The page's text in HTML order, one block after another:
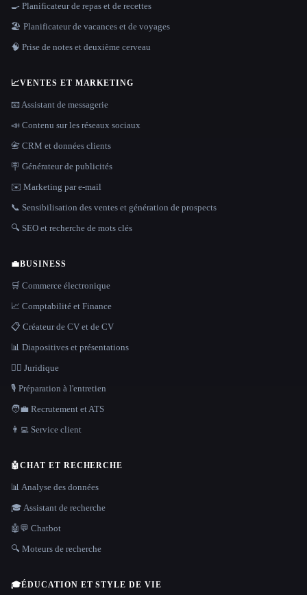
🍳 Planificateur de repas et de recettes
🏖 Planificateur de vacances et de voyages
🧠 Prise de notes et deuxième cerveau
📈VENTES ET MARKETING
📧 Assistant de messagerie
📣 Contenu sur les réseaux sociaux
📇 CRM et données clients
🪧 Générateur de publicités
✉️ Marketing par e-mail
📞 Sensibilisation des ventes et génération de prospects
🔍 SEO et recherche de mots clés
💼BUSINESS
🛒 Commerce électronique
📈 Comptabilité et Finance
📋 Créateur de CV et de CV
📊 Diapositives et présentations
👩‍⚖️ Juridique
🎙️ Préparation à l'entretien
🧑‍💼 Recrutement et ATS
👨‍💻 Service client
🤖CHAT ET RECHERCHE
📊 Analyse des données
🎓 Assistant de recherche
🤖💬 Chatbot
🔍 Moteurs de recherche
🎓ÉDUCATION ET STYLE DE VIE